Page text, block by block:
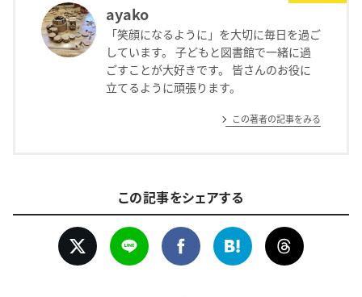
ayako
「笑顔になるように」を大切に毎日を過ご
しています。 子どもと図書館で一緒に過
ごすことが大好きです。 皆さんのお役に
立てるように頑張ります。
この著者の記事をみる
この記事をシェアする